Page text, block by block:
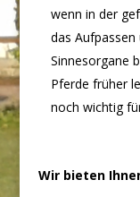
wenn in der
das
Sinnesorgane
Pferde früher
noch wichtig
Wir bieten